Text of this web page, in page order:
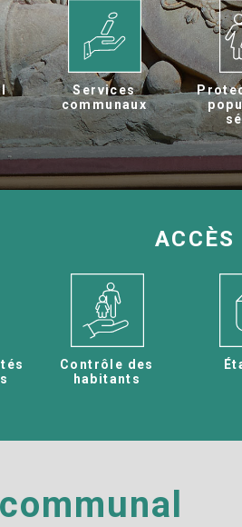
Services
communaux
Contrôle des
habitants